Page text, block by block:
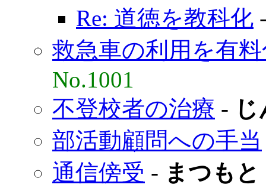
Re: 道徳を教科化
救急車の利用を有
No.1001
不登校者の治療 - じ
部活動顧問への手当
通信傍受 - まつもと